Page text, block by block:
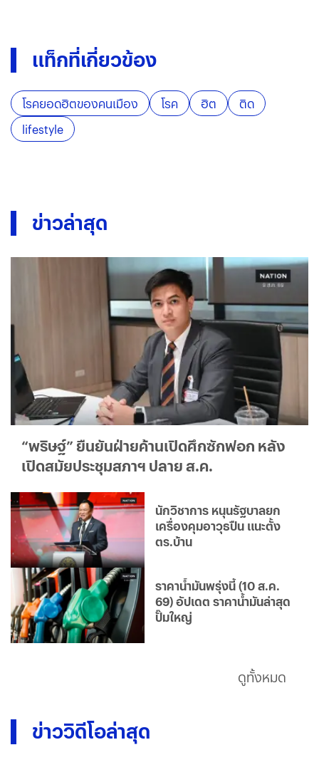
แท็กที่เกี่ยวข้อง
โรคยอดฮิตของคนเมือง โรค ฮิต
ติด
lifestyle
ข่าวล่าสุด
“พริษฐ์” ยืนยันฝ่ายค้านเปิดศึกซักฟอก หลัง
เปิดสมัยประชุมสภาฯ ปลาย ส.ค.
นักวิชาการ หนุนรัฐบาลยก
เครื่องคุมอาวุธปืน แนะตั้ง
ตร.บ้าน
ราคาน้ำมันพรุ่งนี้ (10 ส.ค.
69) อัปเดต ราคาน้ำมันล่าสุด
ปั๊มใหญ่
ดูทั้งหมด
ข่าววิดีโอล่าสุด